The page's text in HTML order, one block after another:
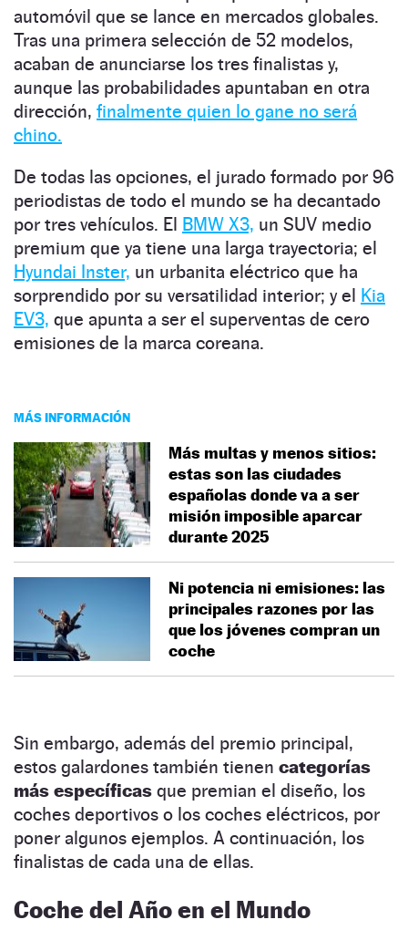
automóvil que se lance en mercados globales.
Tras una primera selección de 52 modelos,
acaban de anunciarse los tres finalistas y,
aunque las probabilidades apuntaban en otra
dirección, finalmente quien lo gane no será
chino.
De todas las opciones, el jurado formado por 96
periodistas de todo el mundo se ha decantado
por tres vehículos. El BMW X3, un SUV medio
premium que ya tiene una larga trayectoria; el
Hyundai Inster, un urbanita eléctrico que ha
sorprendido por su versatilidad interior; y el Kia
EV3, que apunta a ser el superventas de cero
emisiones de la marca coreana.
MÁS INFORMACIÓN
Más multas y menos sitios:
estas son las ciudades
españolas donde va a ser
misión imposible aparcar
durante 2025
Ni potencia ni emisiones: las
principales razones por las
que los jóvenes compran un
coche
Sin embargo, además del premio principal,
estos galardones también tienen categorías
más específicas que premian el diseño, los
coches deportivos o los coches eléctricos, por
poner algunos ejemplos. A continuación, los
finalistas de cada una de ellas.
Coche del Año en el Mundo